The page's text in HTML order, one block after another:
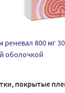
реневал 800 мг
оболочкой
покрытые